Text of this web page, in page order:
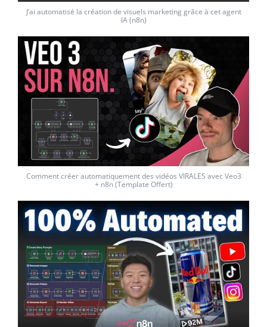
J’ai automatisé la création de visuels marketing grâce à cet agent
IA (n8n)
Comment créer automatiquement des vidéos VIRALES avec Veo3
+ n8n (Template Offert)